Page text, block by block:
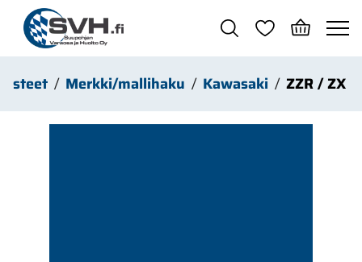
Siirry pääsisältöön
Merkki/mallihaku Kawasaki ZZR / ZX